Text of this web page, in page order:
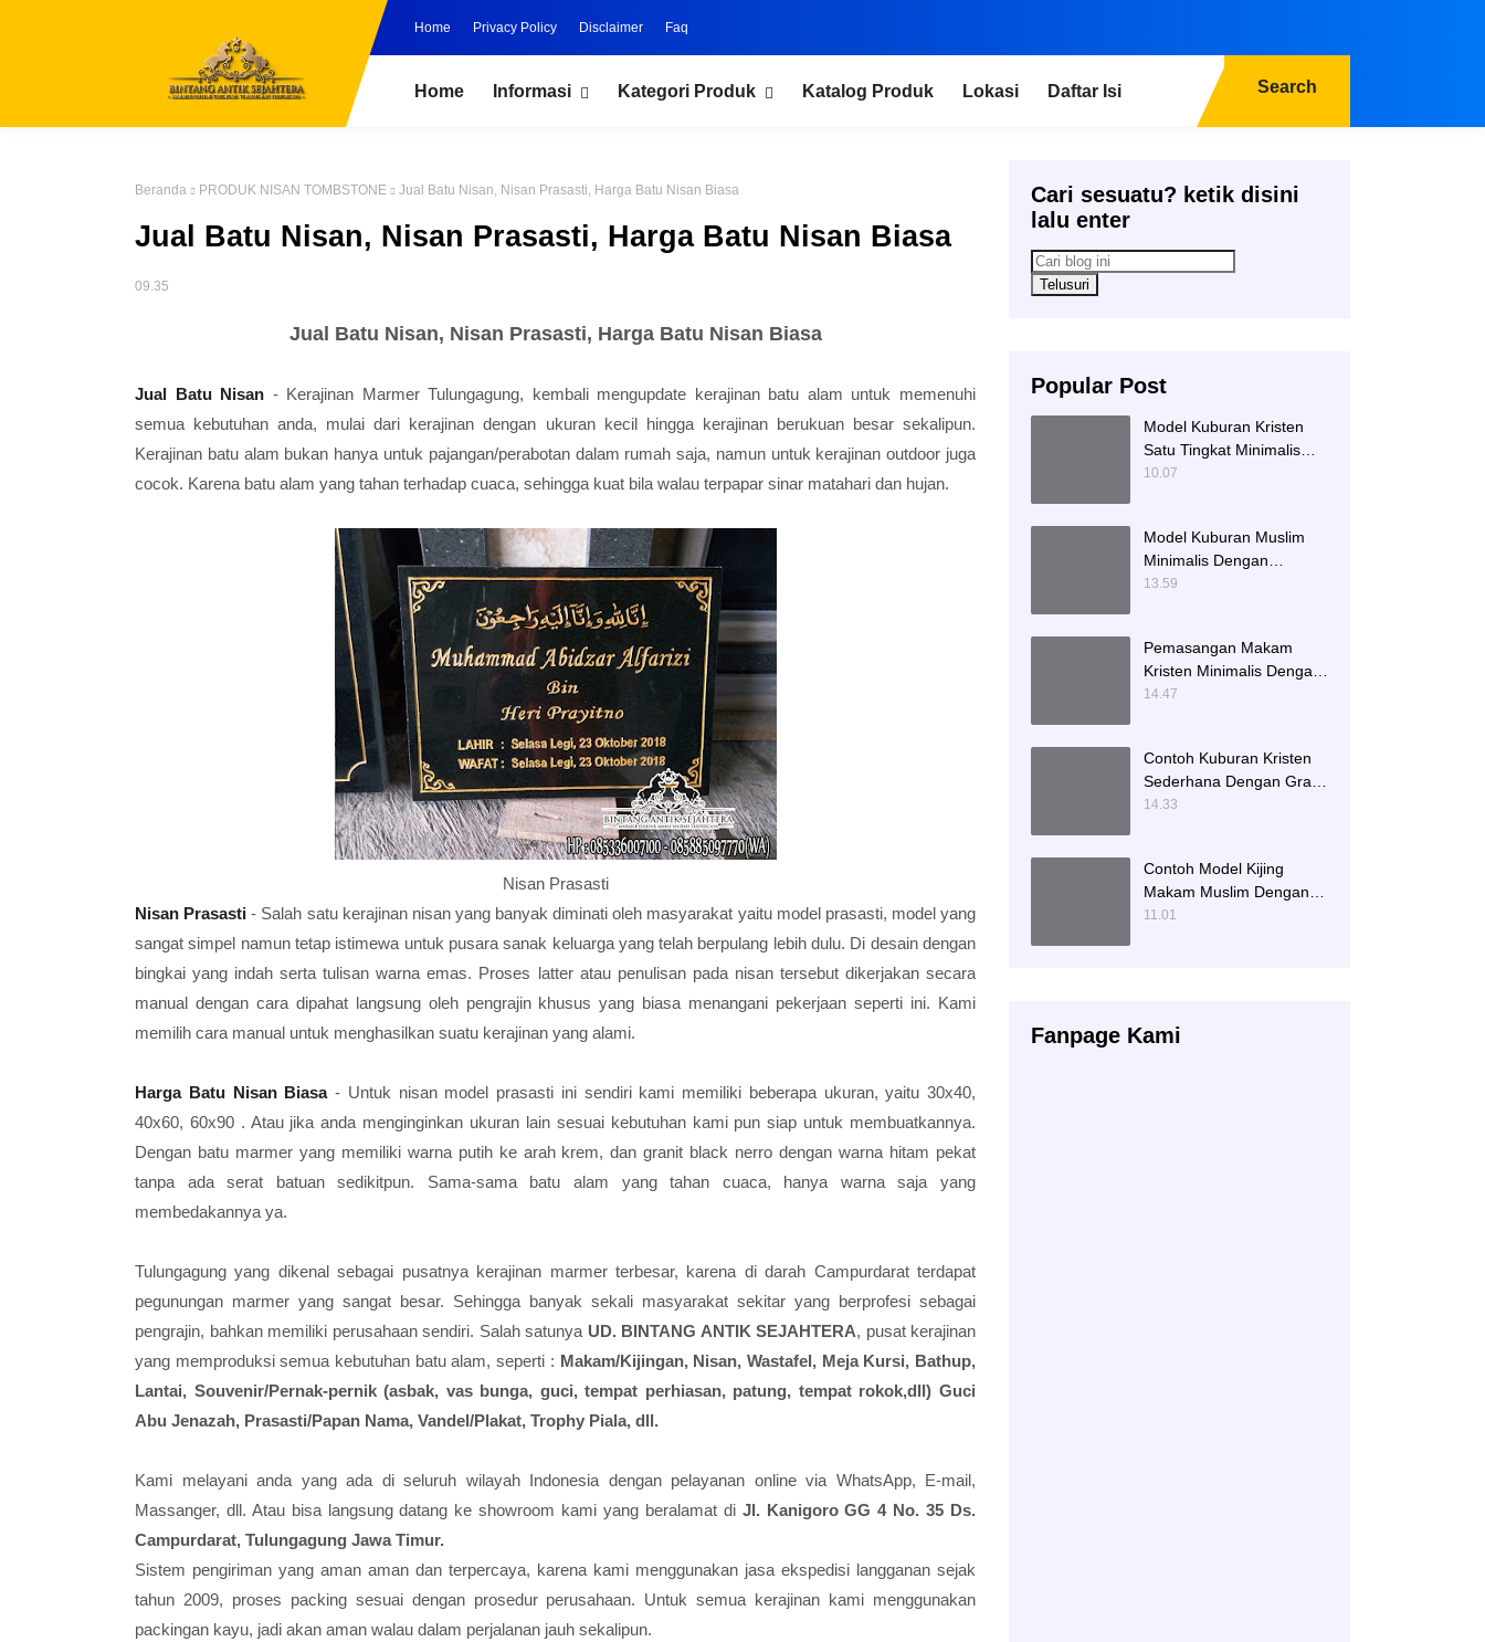
Home Privacy Policy Disclaimer Faq
Home Informasi Kategori Produk Katalog Produk Lokasi Daftar Isi Search
Beranda PRODUK NISAN TOMBSTONE Jual Batu Nisan, Nisan Prasasti, Harga Batu Nisan Biasa
Jual Batu Nisan, Nisan Prasasti, Harga Batu Nisan Biasa
09.35
Jual Batu Nisan, Nisan Prasasti, Harga Batu Nisan Biasa
Jual Batu Nisan - Kerajinan Marmer Tulungagung, kembali mengupdate kerajinan batu alam untuk memenuhi
semua kebutuhan anda, mulai dari kerajinan dengan ukuran kecil hingga kerajinan berukuan besar sekalipun.
Kerajinan batu alam bukan hanya untuk pajangan/perabotan dalam rumah saja, namun untuk kerajinan outdoor juga
cocok. Karena batu alam yang tahan terhadap cuaca, sehingga kuat bila walau terpapar sinar matahari dan hujan.
Nisan Prasasti
Nisan Prasasti - Salah satu kerajinan nisan yang banyak diminati oleh masyarakat yaitu model prasasti, model yang
sangat simpel namun tetap istimewa untuk pusara sanak keluarga yang telah berpulang lebih dulu. Di desain dengan
bingkai yang indah serta tulisan warna emas. Proses latter atau penulisan pada nisan tersebut dikerjakan secara
manual dengan cara dipahat langsung oleh pengrajin khusus yang biasa menangani pekerjaan seperti ini. Kami
memilih cara manual untuk menghasilkan suatu kerajinan yang alami.
Harga Batu Nisan Biasa- Untuk nisan model prasasti ini sendiri kami memiliki beberapa ukuran, yaitu 30x40,
40x60, 60x90 . Atau jika anda menginginkan ukuran lain sesuai kebutuhan kami pun siap untuk membuatkannya.
Dengan batu marmer yang memiliki warna putih ke arah krem, dan granit black nerro dengan warna hitam pekat
tanpa ada serat batuan sedikitpun. Sama-sama batu alam yang tahan cuaca, hanya warna saja yang
membedakannya ya.
Tulungagung yang dikenal sebagai pusatnya kerajinan marmer terbesar, karena di darah Campurdarat terdapat
pegunungan marmer yang sangat besar. Sehingga banyak sekali masyarakat sekitar yang berprofesi sebagai
pengrajin, bahkan memiliki perusahaan sendiri. Salah satunya UD. BINTANG ANTIK SEJAHTERA, pusat kerajinan
yang memproduksi semua kebutuhan batu alam, seperti : Makam/Kijingan, Nisan, Wastafel, Meja Kursi, Bathup,
Lantai, Souvenir/Pernak-pernik (asbak, vas bunga, guci, tempat perhiasan, patung, tempat rokok,dll) Guci
Abu Jenazah, Prasasti/Papan Nama, Vandel/Plakat, Trophy Piala, dll.
Kami melayani anda yang ada di seluruh wilayah Indonesia dengan pelayanan online via WhatsApp, E-mail,
Massanger, dll. Atau bisa langsung datang ke showroom kami yang beralamat diJl. Kanigoro GG 4 No. 35 Ds.
Campurdarat, Tulungagung Jawa Timur.
Sistem pengiriman yang aman aman dan terpercaya, karena kami menggunakan jasa ekspedisi langganan sejak
tahun 2009, proses packing sesuai dengan prosedur perusahaan. Untuk semua kerajinan kami menggunakan
packingan kayu, jadi akan aman walau dalam perjalanan jauh sekalipun.
Cari sesuatu? ketik disini
lalu enter
Popular Post
Model Kuburan Kristen
Satu Tingkat Minimalis
Dengan Nisan Kotak
10.07
Model Kuburan Muslim
Minimalis Dengan
Kaligrafi dan Tempat
13.59
Pemasangan Makam
Kristen Minimalis Dengan
Batu Granit Hitam
14.47
Contoh Kuburan Kristen
Sederhana Dengan Granit
Hitam
14.33
Contoh Model Kijing
Makam Muslim Dengan
Nisan Patok Pipih
11.01
Fanpage Kami